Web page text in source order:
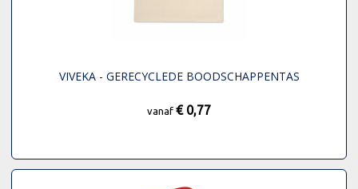
VIVEKA - GERECYCLEDE BOODSCHAPPENTAS
vanaf € 0,77